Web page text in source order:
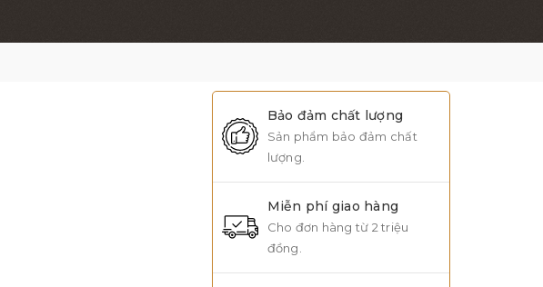
Bảo đảm chất lượng
Sản phẩm bảo đảm chất
lượng.
Miễn phí giao hàng
Cho đơn hàng từ 2 triệu
đồng.